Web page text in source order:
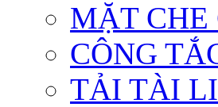
MẶT
CÔNG
TẢI TÀI